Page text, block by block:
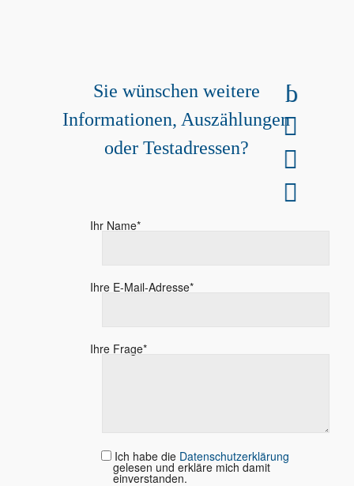
Sie wünschen weitere
Informationen, Auszählungen
oder Testadressen?
0511 / 606 77 77 0
anfragen@interfon-adress.de
Gratis Testadressen
Ihr Name*
Ihre E-Mail-Adresse*
Ihre Frage*
Ich habe die Datenschutzerklärung
gelesen und erkläre mich damit
einverstanden.